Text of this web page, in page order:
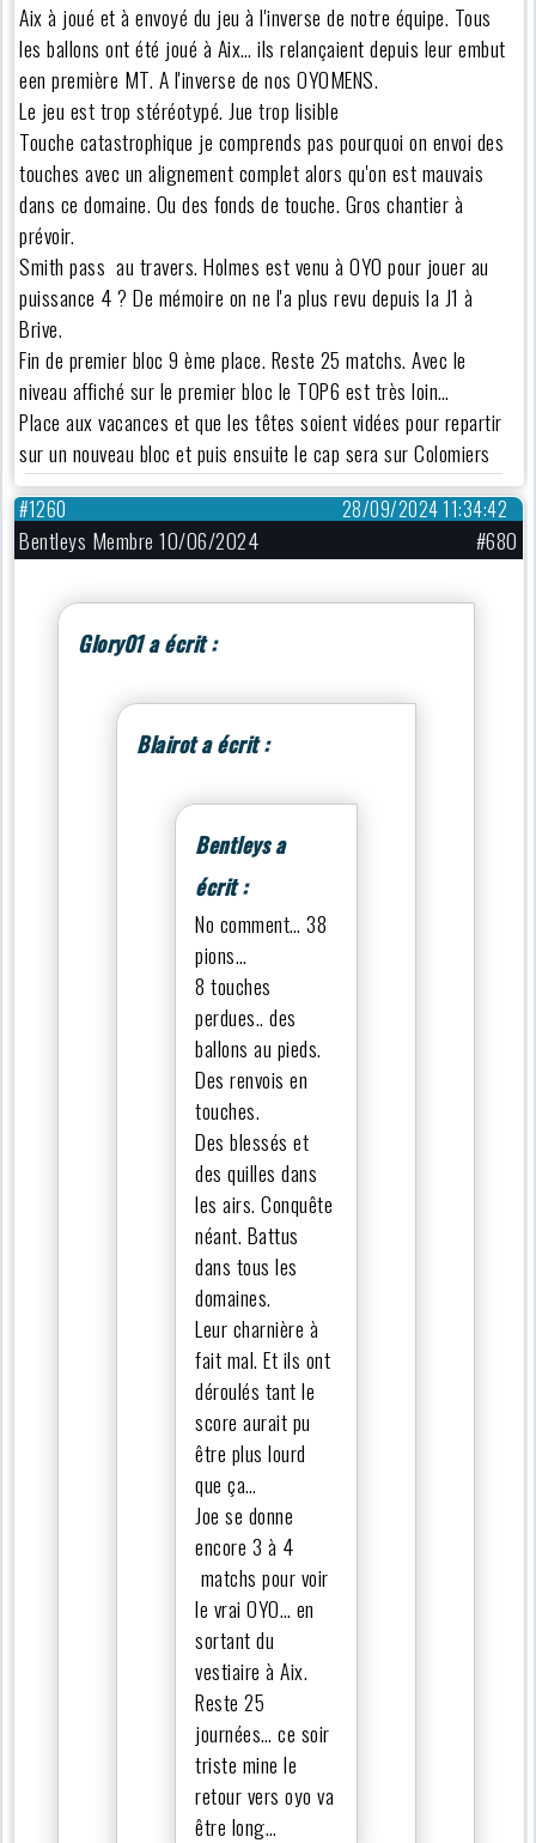
Aix à joué et à envoyé du jeu à l'inverse de notre équipe. Tous
les ballons ont été joué à Aix… ils relançaient depuis leur embut
een première MT. A l'inverse de nos OYOMENS.
Le jeu est trop stéréotypé. Jue trop lisible
Touche catastrophique je comprends pas pourquoi on envoi des
touches avec un alignement complet alors qu'on est mauvais
dans ce domaine. Ou des fonds de touche. Gros chantier à
prévoir.
Smith pass au travers. Holmes est venu à OYO pour jouer au
puissance 4 ? De mémoire on ne l'a plus revu depuis la J1 à
Brive.
Fin de premier bloc 9 ème place. Reste 25 matchs. Avec le
niveau affiché sur le premier bloc le TOP6 est très loin…
Place aux vacances et que les têtes soient vidées pour repartir
sur un nouveau bloc et puis ensuite le cap sera sur Colomiers
28/09/2024 11:34:42
#1260
Bentleys Membre 10/06/2024 #680
Glory01 a écrit :
Blairot a écrit :
Bentleys a
écrit :
No comment… 38
pions…
8 touches
perdues.. des
ballons au pieds.
Des renvois en
touches.
Des blessés et
des quilles dans
les airs. Conquête
néant. Battus
dans tous les
domaines.
Leur charnière à
fait mal. Et ils ont
déroulés tant le
score aurait pu
être plus lourd
que ça…
Joe se donne
encore 3 à 4
matchs pour voir
le vrai OYO… en
sortant du
vestiaire à Aix.
Reste 25
journées… ce soir
triste mine le
retour vers oyo va
être long…